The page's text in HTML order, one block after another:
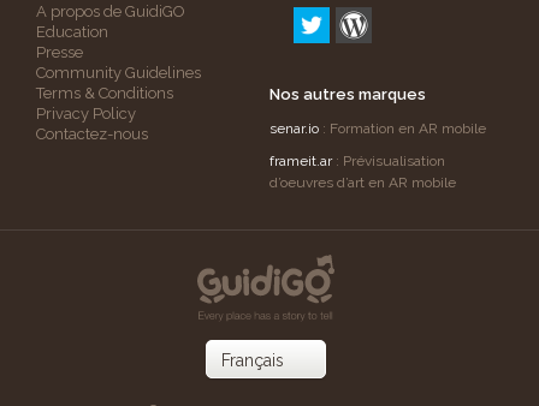
A propos de GuidiGO
Education
Presse
Community Guidelines
Terms & Conditions
Privacy Policy
Contactez-nous
Nos autres marques
senar.io : Formation en AR mobile
frameit.ar: Prévisualisation
d’oeuvres d’art en AR mobile